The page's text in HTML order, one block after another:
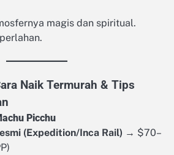
magis dan spiritual.
Naik Termurah & Tips
Picchu
(Expedition/Inca Rail) → $70–